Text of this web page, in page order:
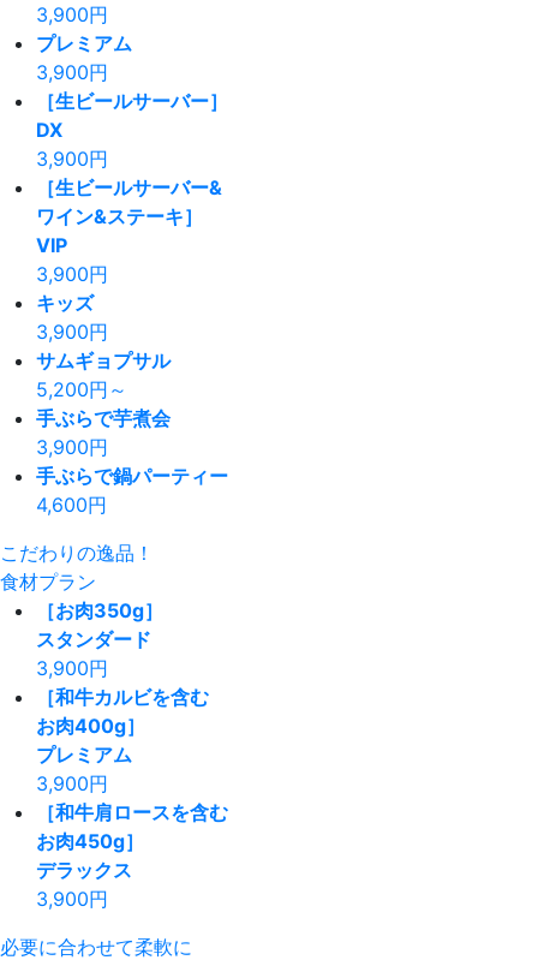
3,900円
プレミアム
3,900円
［生ビールサーバー］
DX
3,900円
［生ビールサーバー&
ワイン&ステーキ］
VIP
3,900円
キッズ
3,900円
サムギョプサル
5,200円～
手ぶらで芋煮会
3,900円
手ぶらで鍋パーティー
4,600円
こだわりの逸品！
食材プラン
［お肉350g］
スタンダード
3,900円
［和牛カルビを含む
お肉400g］
プレミアム
3,900円
［和牛肩ロースを含む
お肉450g］
デラックス
3,900円
必要に合わせて柔軟に